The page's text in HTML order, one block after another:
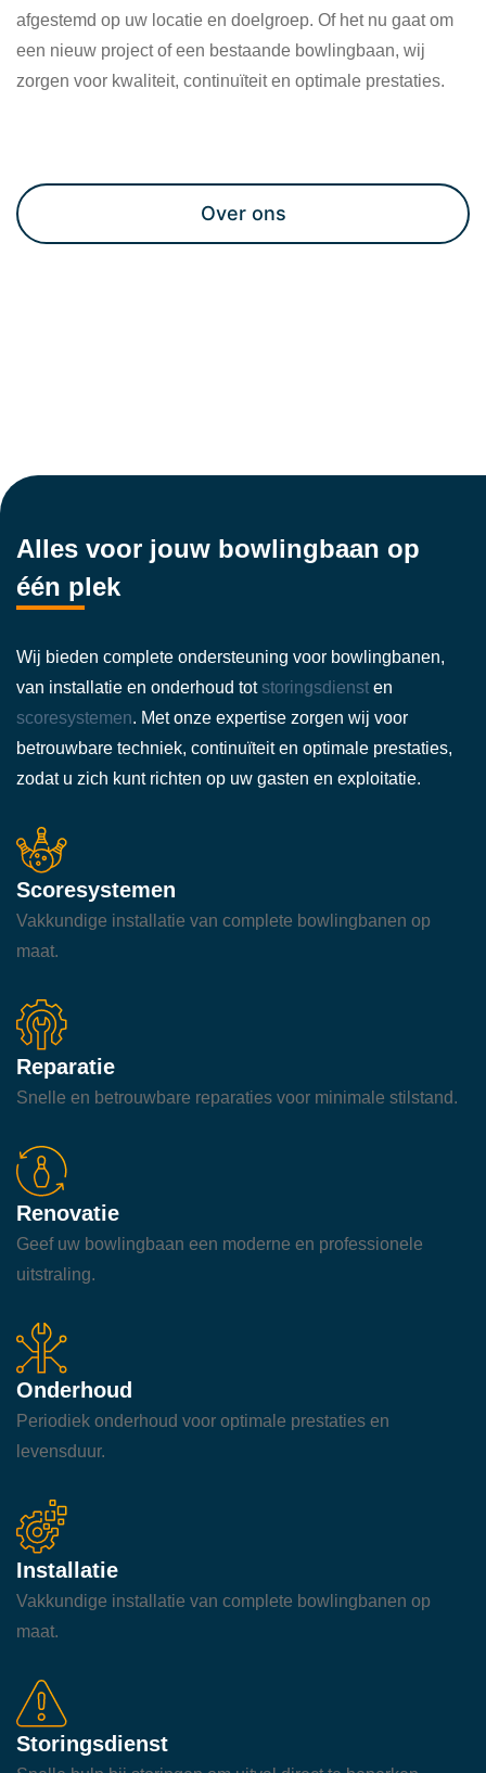
afgestemd op uw locatie en doelgroep. Of het nu gaat om
een nieuw project of een bestaande bowlingbaan, wij
zorgen voor kwaliteit, continuïteit en optimale prestaties.
Over ons
Alles voor jouw bowlingbaan op
één plek
Wij bieden complete ondersteuning voor bowlingbanen,
van installatie en onderhoud tot storingsdienst en
scoresystemen. Met onze expertise zorgen wij voor
betrouwbare techniek, continuïteit en optimale prestaties,
zodat u zich kunt richten op uw gasten en exploitatie.
Scoresystemen
Vakkundige installatie van complete bowlingbanen op
maat.
Reparatie
Snelle en betrouwbare reparaties voor minimale stilstand.
Renovatie
Geef uw bowlingbaan een moderne en professionele
uitstraling.
Onderhoud
Periodiek onderhoud voor optimale prestaties en
levensduur.
Installatie
Vakkundige installatie van complete bowlingbanen op
maat.
Storingsdienst